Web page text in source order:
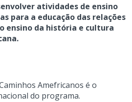
atividades de ensino
para a educação das relações
ensino da história e cultura
Amefricanos é o
do programa.